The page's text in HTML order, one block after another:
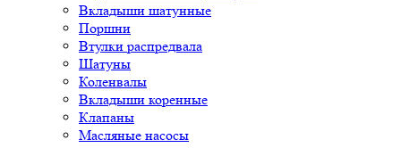
Вкладыши шатунные
Поршни
Втулки распредвала
Шатуны
Коленвалы
Вкладыши коренные
Клапаны
Масляные насосы